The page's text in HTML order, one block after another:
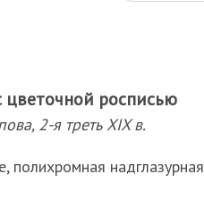
росписью
2-я треть XIX в.
полихромная надглазурная